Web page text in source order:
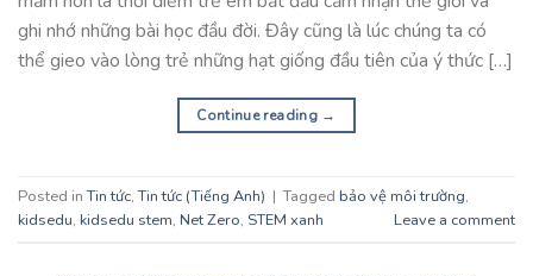
ghi nhớ những bài học đầu đời. Đây cũng là lúc chúng ta có
thể gieo vào lòng trẻ những hạt giống đầu tiên của ý thức […]
Continue reading →
Posted inTin tức,Tin tức (Tiếng Anh) | Tagged bảo vệ môi trường,
kidsedu, kidsedu stem, Net Zero, STEM xanh Leave a comment